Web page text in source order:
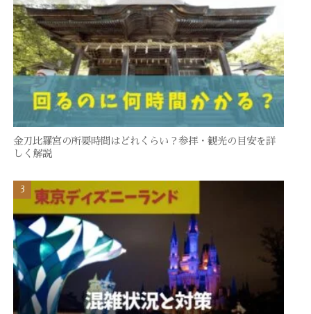
金刀比羅宮の所要時間はどれくらい？参拝・観光の目安を詳
しく解説